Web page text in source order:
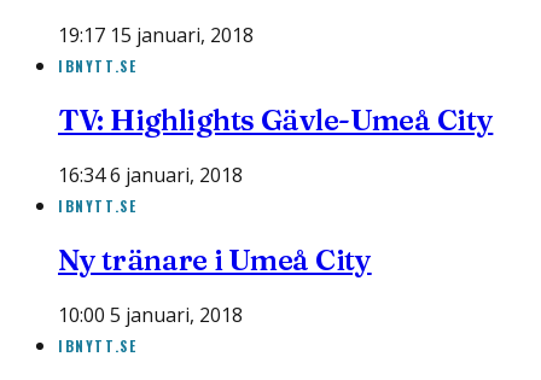
19:17 15 januari, 2018
IBNYTT.SE
TV: Highlights Gävle-Umeå City
16:34 6 januari, 2018
IBNYTT.SE
Ny tränare i Umeå City
10:00 5 januari, 2018
IBNYTT.SE